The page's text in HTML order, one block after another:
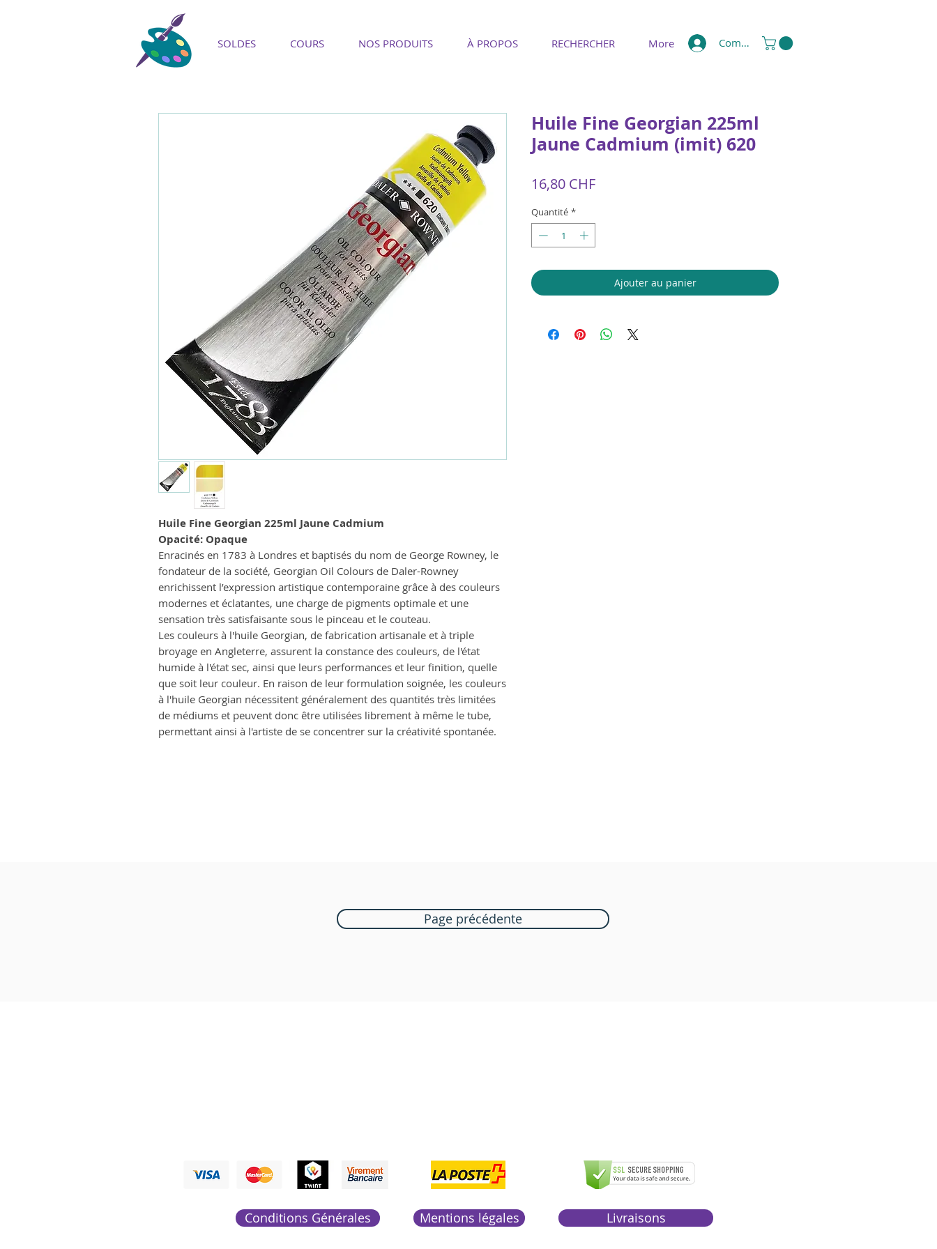
SOLDES COURS NOS PRODUITS À PROPOS RECHERCHER More Compte
Huile Fine Georgian 225ml Jaune Cadmium
Opacité: Opaque
Enracinés en 1783 à Londres et baptisés du nom de George Rowney, le
fondateur de la société, Georgian Oil Colours de Daler-Rowney
enrichissent l’expression artistique contemporaine grâce à des couleurs
modernes et éclatantes, une charge de pigments optimale et une
sensation très satisfaisante sous le pinceau et le couteau.
Les couleurs à l'huile Georgian, de fabrication artisanale et à triple
broyage en Angleterre, assurent la constance des couleurs, de l'état
humide à l'état sec, ainsi que leurs performances et leur finition, quelle
que soit leur couleur. En raison de leur formulation soignée, les couleurs
à l'huile Georgian nécessitent généralement des quantités très limitées
de médiums et peuvent donc être utilisées librement à même le tube,
permettant ainsi à l'artiste de se concentrer sur la créativité spontanée.
Huile Fine Georgian 225ml
Jaune Cadmium (imit) 620
16,80 CHFPrix
Quantité *
Ajouter au panier
Page précédente
Conditions Générales Mentions légales Livraisons